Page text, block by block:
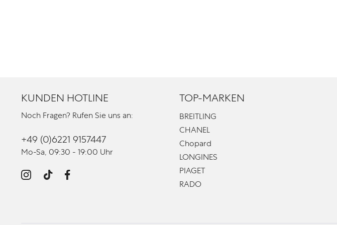
KUNDEN HOTLINE
Noch Fragen? Rufen Sie uns an:
+49 (0)6221 9157447
Mo-Sa, 09:30 - 19:00 Uhr
TOP-MARKEN
BREITLING
CHANEL
Chopard
LONGINES
PIAGET
RADO